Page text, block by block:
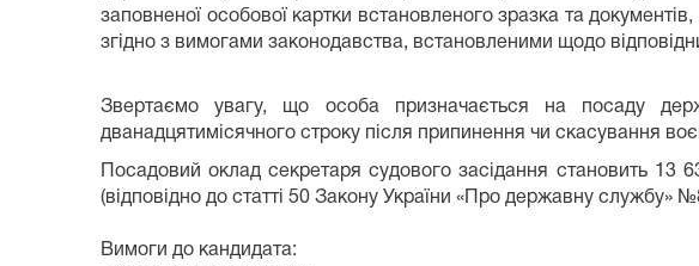
заповненої особової картки встановленого зразка та
згідно з вимогами законодавства, встановленими щодо
Звертаємо увагу, що особа призначається на посаду
дванадцятимісячного строку після припинення чи скасування
Посадовий оклад секретаря судового засідання становить
(відповідно до статті 50 Закону України «Про державну службу»
Вимоги до кандидата: